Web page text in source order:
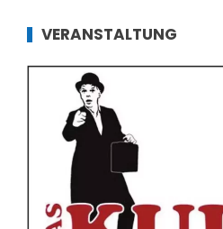
VERANSTALTUNG